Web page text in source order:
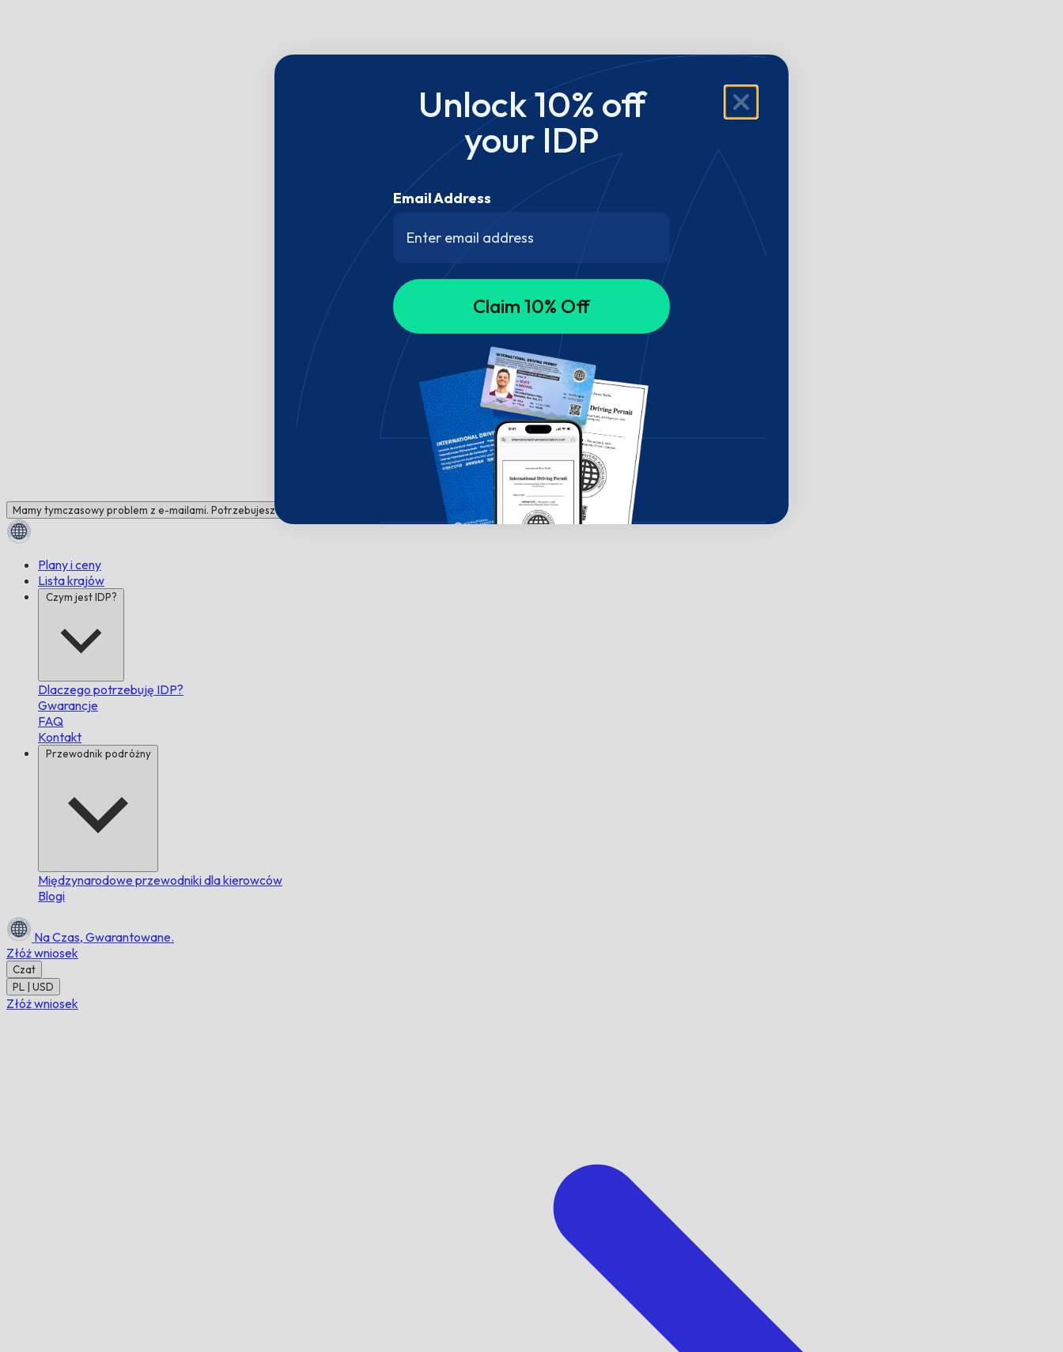
Mamy tymczasowy problem z e-mailami. Potrzebujesz pomocy? Napisz do nas na czacie!
Plany i ceny
Lista krajów
Czym jest IDP?
Dlaczego potrzebuję IDP?
Gwarancje
FAQ
Kontakt
Przewodnik podróżny
Międzynarodowe przewodniki dla kierowców
Blogi
Na Czas, Gwarantowane.
Złóż wniosek
Czat
PL | USD
Złóż wniosek
Unlock 10% off
your IDP
Email Address
Claim 10% Off